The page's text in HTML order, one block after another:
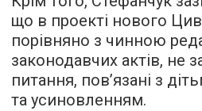
що в проекті нового
порівняно з чинною
законодавчих актів, не
питання, пов’язані з
та усиновленням.